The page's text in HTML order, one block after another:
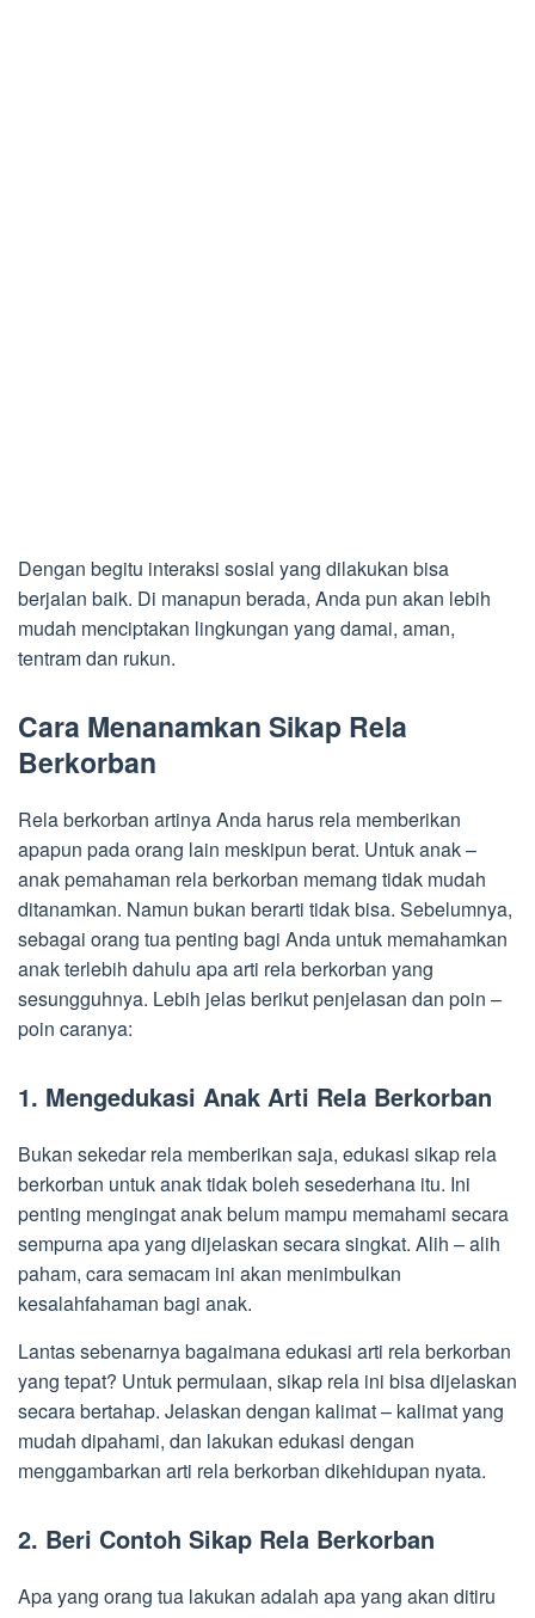
Dengan begitu interaksi sosial yang dilakukan bisa
berjalan baik. Di manapun berada, Anda pun akan lebih
mudah menciptakan lingkungan yang damai, aman,
tentram dan rukun.
Cara Menanamkan Sikap Rela
Berkorban
Rela berkorban artinya Anda harus rela memberikan
apapun pada orang lain meskipun berat. Untuk anak –
anak pemahaman rela berkorban memang tidak mudah
ditanamkan. Namun bukan berarti tidak bisa. Sebelumnya,
sebagai orang tua penting bagi Anda untuk memahamkan
anak terlebih dahulu apa arti rela berkorban yang
sesungguhnya. Lebih jelas berikut penjelasan dan poin –
poin caranya:
1. Mengedukasi Anak Arti Rela Berkorban
Bukan sekedar rela memberikan saja, edukasi sikap rela
berkorban untuk anak tidak boleh sesederhana itu. Ini
penting mengingat anak belum mampu memahami secara
sempurna apa yang dijelaskan secara singkat. Alih – alih
paham, cara semacam ini akan menimbulkan
kesalahfahaman bagi anak.
Lantas sebenarnya bagaimana edukasi arti rela berkorban
yang tepat? Untuk permulaan, sikap rela ini bisa dijelaskan
secara bertahap. Jelaskan dengan kalimat – kalimat yang
mudah dipahami, dan lakukan edukasi dengan
menggambarkan arti rela berkorban dikehidupan nyata.
2. Beri Contoh Sikap Rela Berkorban
Apa yang orang tua lakukan adalah apa yang akan ditiru